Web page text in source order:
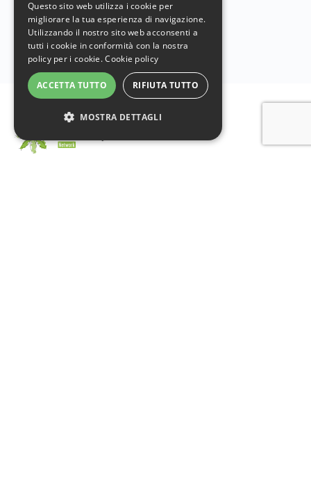
Questo sito web utilizza i cookie per
migliorare la tua esperienza di navigazione.
Utilizzando il nostro sito web acconsenti a
tutti i cookie in conformità con la nostra
policy per i cookie.Cookie policy
ACCETTA TUTTO RIFIUTA TUTTO
MOSTRA DETTAGLI